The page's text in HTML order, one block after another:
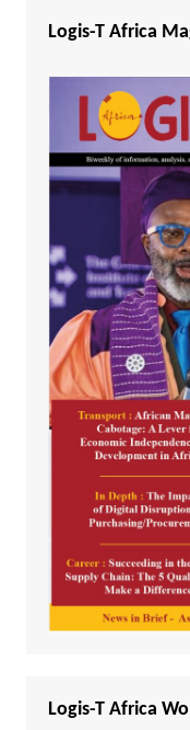
Logis-T Africa
Logis-T Africa